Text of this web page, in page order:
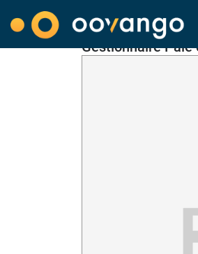
Gestionnaire